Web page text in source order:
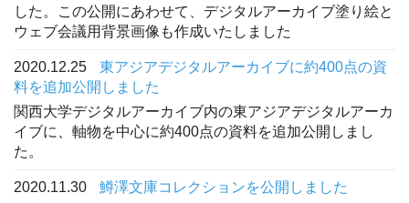
した。この公開にあわせて、デジタルアーカイブ塗り絵と
ウェブ会議用背景画像も作成いたしました
2020.12.25
東アジアデジタルアーカイブに約400点の資
料を追加公開しました
関西大学デジタルアーカイブ内の東アジアデジタルアーカ
イブに、軸物を中心に約400点の資料を追加公開しまし
た。
2020.11.30
鱒澤文庫コレクションを公開しました